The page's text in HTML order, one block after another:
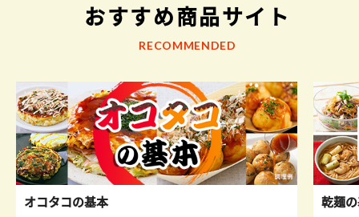
おすすめ商品サイト
RECOMMENDED
オコタコの基本 乾麺